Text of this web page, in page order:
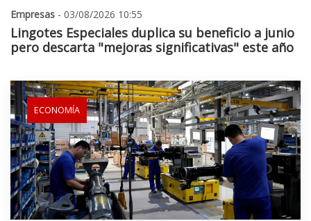
Empresas - 03/08/2026 10:55
Lingotes Especiales duplica su beneficio a junio
pero descarta "mejoras significativas" este año
ECONOMÍA